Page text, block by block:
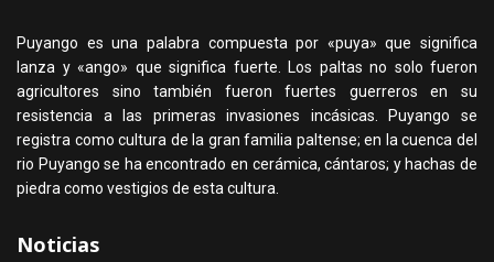
Puyango es una palabra compuesta por «puya» que significa
lanza y «ango» que significa fuerte. Los paltas no solo fueron
agricultores sino también fueron fuertes guerreros en su
resistencia a las primeras invasiones incásicas. Puyango se
registra como cultura de la gran familia paltense; en la cuenca del
rio Puyango se ha encontrado en cerámica, cántaros; y hachas de
piedra como vestigios de esta cultura.
Noticias